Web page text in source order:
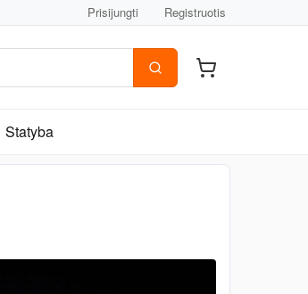
Prisijungti Registruotis
Statyba